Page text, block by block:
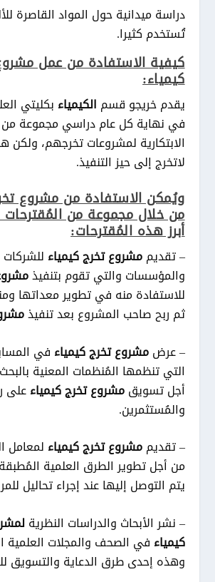
دراسة ميدانية حول المواد القاصرة
تُستخدم كثيرا.
كيفية الاستفادة من عمل
كيمياء:
يقدم خريجو قسم الكيمياء بكليتي
في نهاية كل عام دراسي مجموعة من
الابتكارية لمشروعات تخرجهم، ولكن
لاتخرج إلى حيز التنفيذ.
ويُمكن الاستفادة من مشروع
من خلال مجموعة من المُقترحات
أبرز هذه المُقترحات:
– تقديممشروع تخرج كيمياء
والمؤسسات والتي تقوم بتنفيذ
للاستفادة منه في تطوير معداتها
ثم ربح صاحب المشروع بعد تنفيذ
– عرضمشروع تخرج كيمياء في
التي تنظمها المُنظمات المعنية
أجل تسويقمشروع تخرج كيمياءعلى
والمُستثمرين.
– تقديممشروع تخرج كيمياء لمعامل
من أجل تطوير الطرق العلمية المُطبقة
يتم التوصل إليها عند إجراء تحاليل
– نشر الأبحاث والدراسات النظرية
كيمياء في الصحف والمجلات العلمية
وهذه إحدى طرق الدعاية والتسويق